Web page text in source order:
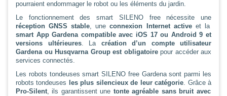
pourraient endommager le robot ou les éléments du jardin.
Le fonctionnement des smart SILENO free nécessite une
réception GNSS stable, uneconnexion Internet activeet la
smart App Gardena compatible avec iOS 17 ou Android 9 et
versions ultérieures. La création d’un compte utilisateur
Gardena ou Husqvarna Group est obligatoirepour accéder aux
services connectés.
Les robots tondeuses smart SILENO free Gardena sont parmi les
robots tondeuses
les plus silencieux de leur catégorie. Grâce à
Pro-Silent, ils garantissent une tonte agréable sans bruit avec